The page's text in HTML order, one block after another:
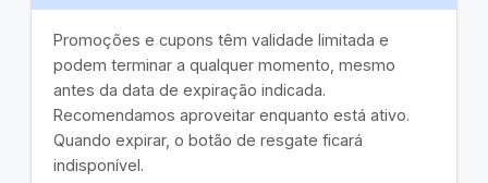
Promoções e cupons têm validade limitada e
podem terminar a qualquer momento, mesmo
antes da data de expiração indicada.
Recomendamos aproveitar enquanto está ativo.
Quando expirar, o botão de resgate ficará
indisponível.